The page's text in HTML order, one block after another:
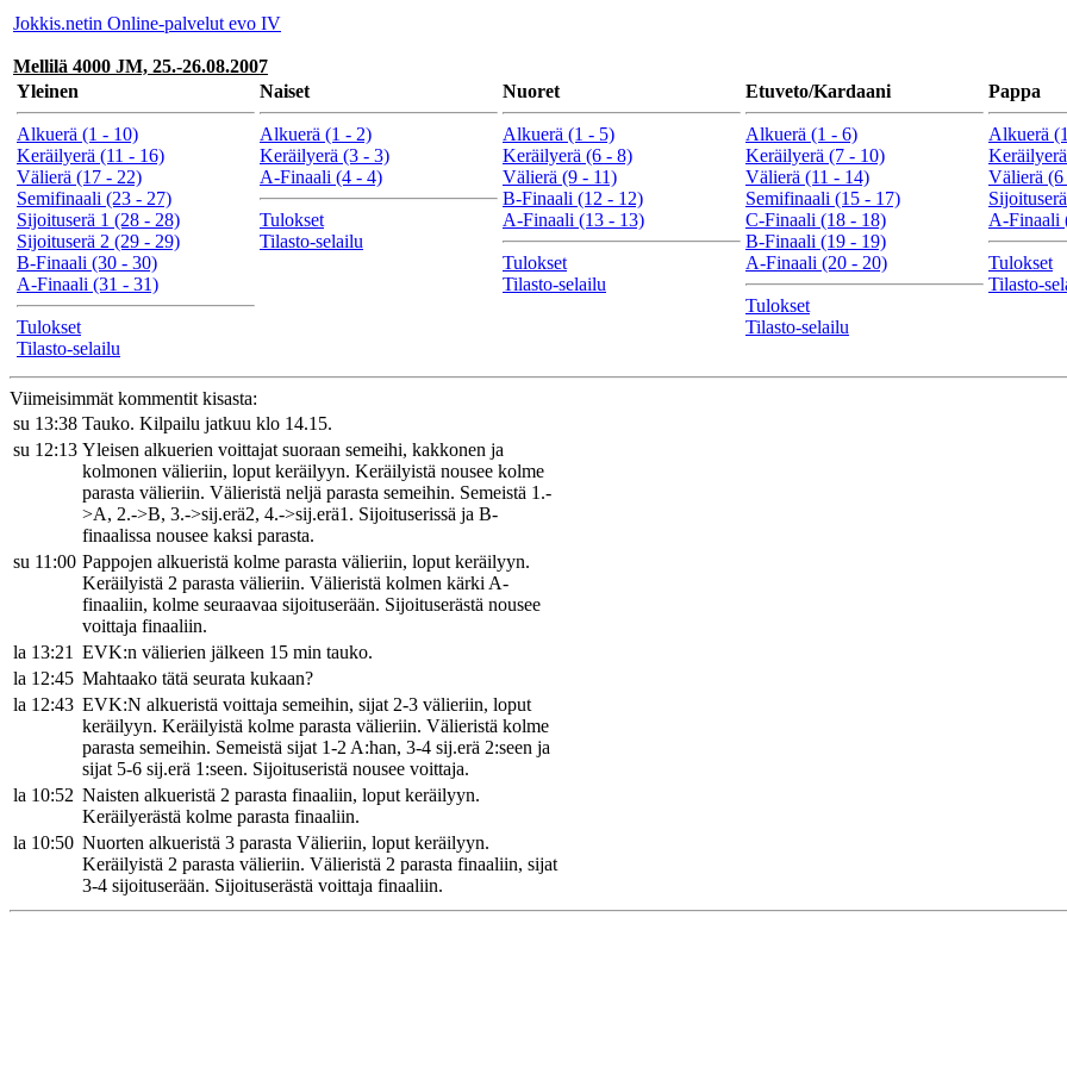
Jokkis.netin Online-palvelut evo IV
Mellilä 4000 JM, 25.-26.08.2007
Yleinen
Alkuerä (1 - 10)
Keräilyerä (11 - 16)
Välierä (17 - 22)
Semifinaali (23 - 27)
Sijoituserä 1 (28 - 28)
Sijoituserä 2 (29 - 29)
B-Finaali (30 - 30)
A-Finaali (31 - 31)
Tulokset
Tilasto-selailu
Naiset
Alkuerä (1 - 2)
Keräilyerä (3 - 3)
A-Finaali (4 - 4)
Tulokset
Tilasto-selailu
Nuoret
Alkuerä (1 - 5)
Keräilyerä (6 - 8)
Välierä (9 - 11)
B-Finaali (12 - 12)
A-Finaali (13 - 13)
Tulokset
Tilasto-selailu
Etuveto/Kardaani
Alkuerä (1 - 6)
Keräilyerä (7 - 10)
Välierä (11 - 14)
Semifinaali (15 - 17)
C-Finaali (18 - 18)
B-Finaali (19 - 19)
A-Finaali (20 - 20)
Tulokset
Tilasto-selailu
Pappa
Alkuerä
Välierä (6
A-Finaali
Tulokset
Tilasto-
Viimeisimmät kommentit kisasta:
su 13:38 Tauko. Kilpailu jatkuu klo 14.15.
su 12:13 Yleisen alkuerien voittajat suoraan semeihi, kakkonen ja
kolmonen välieriin, loput keräilyyn. Keräilyistä nousee kolme
parasta välieriin. Välieristä neljä parasta semeihin. Semeistä 1.-
>A, 2.->B, 3.->sij.erä2, 4.->sij.erä1. Sijoituserissä ja B-
finaalissa nousee kaksi parasta.
su 11:00 Pappojen alkueristä kolme parasta välieriin, loput keräilyyn.
Keräilyistä 2 parasta välieriin. Välieristä kolmen kärki A-
finaaliin, kolme seuraavaa sijoituserään. Sijoituserästä nousee
voittaja finaaliin.
la 13:21 EVK:n välierien jälkeen 15 min tauko.
la 12:45 Mahtaako tätä seurata kukaan?
la 12:43 EVK:N alkueristä voittaja semeihin, sijat 2-3 välieriin, loput
keräilyyn. Keräilyistä kolme parasta välieriin. Välieristä kolme
parasta semeihin. Semeistä sijat 1-2 A:han, 3-4 sij.erä 2:seen ja
sijat 5-6 sij.erä 1:seen. Sijoituseristä nousee voittaja.
la 10:52 Naisten alkueristä 2 parasta finaaliin, loput keräilyyn.
Keräilyerästä kolme parasta finaaliin.
la 10:50 Nuorten alkueristä 3 parasta Välieriin, loput keräilyyn.
Keräilyistä 2 parasta välieriin. Välieristä 2 parasta finaaliin, sijat
3-4 sijoituserään. Sijoituserästä voittaja finaaliin.